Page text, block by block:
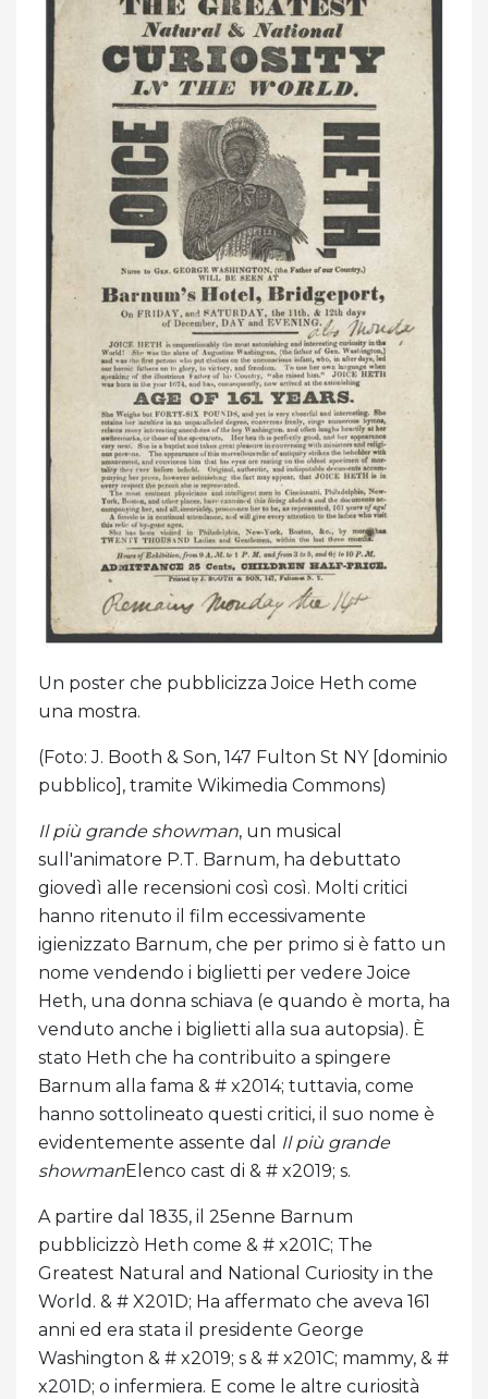
Un poster che pubblicizza Joice Heth come
una mostra.
(Foto: J. Booth & Son, 147 Fulton St NY [dominio
pubblico], tramite Wikimedia Commons)
Il più grande showman, un musical
sull'animatore P.T. Barnum, ha debuttato
giovedì alle recensioni così così. Molti critici
hanno ritenuto il film eccessivamente
igienizzato Barnum, che per primo si è fatto un
nome vendendo i biglietti per vedere Joice
Heth, una donna schiava (e quando è morta, ha
venduto anche i biglietti alla sua autopsia). È
stato Heth che ha contribuito a spingere
Barnum alla fama & # x2014; tuttavia, come
hanno sottolineato questi critici, il suo nome è
evidentemente assente dal
Il più grande
showmanElenco cast di & # x2019; s.
A partire dal 1835, il 25enne Barnum
pubblicizzò Heth come & # x201C; The
Greatest Natural and National Curiosity in the
World. & # X201D; Ha affermato che aveva 161
anni ed era stata il presidente George
Washington & # x2019; s & # x201C; mammy, & #
x201D; o infermiera. E come le altre curiosità